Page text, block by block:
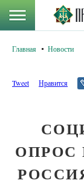
Главная Новости
Tweet Нравится
ОПРОС